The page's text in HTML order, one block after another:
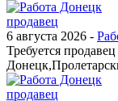
продавец
6 августа 2026 -
Требуется
продавец